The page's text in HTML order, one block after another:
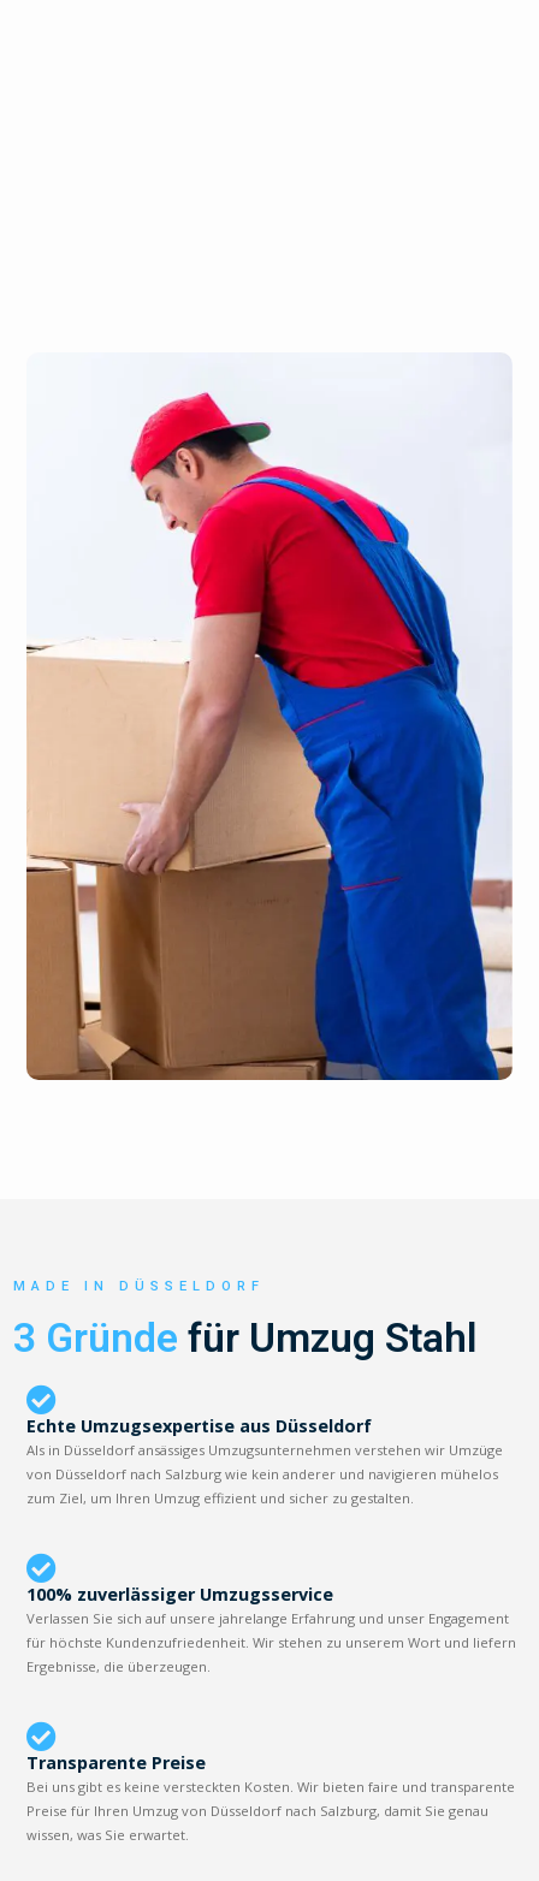
MADE IN DÜSSELDORF
3 Gründe für Umzug Stahl
Echte Umzugsexpertise aus Düsseldorf
Als in Düsseldorf ansässiges Umzugsunternehmen verstehen wir Umzüge
von Düsseldorf nach Salzburg wie kein anderer und navigieren mühelos
zum Ziel, um Ihren Umzug effizient und sicher zu gestalten.
100% zuverlässiger Umzugsservice
Verlassen Sie sich auf unsere jahrelange Erfahrung und unser Engagement
für höchste Kundenzufriedenheit. Wir stehen zu unserem Wort und liefern
Ergebnisse, die überzeugen.
Transparente Preise
Bei uns gibt es keine versteckten Kosten. Wir bieten faire und transparente
Preise für Ihren Umzug von Düsseldorf nach Salzburg, damit Sie genau
wissen, was Sie erwartet.